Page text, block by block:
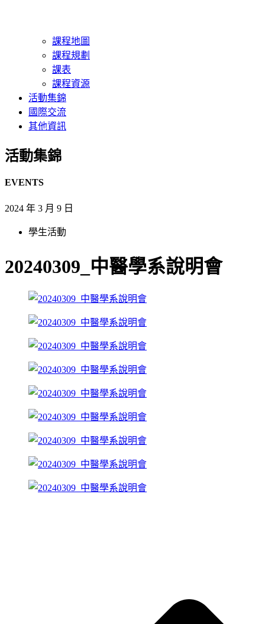
課程地圖
課程規劃
課表
課程資源
活動集錦
國際交流
其他資訊
活動集錦
EVENTS
2024 年 3 月 9 日
學生活動
20240309_中醫學系說明會